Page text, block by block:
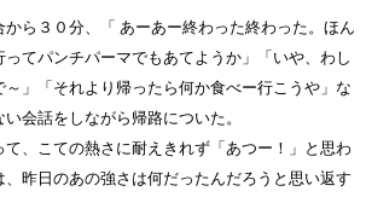
ら３０分、「 あーあー終わった終わった。ほん
てパンチパーマでもあてようか」「いや、わし
～」「それより帰ったら何か食べー行こうや」な
会話をしながら帰路についた。
、こての熱さに耐えきれず「あつー！」と思わ
昨日のあの強さは何だったんだろうと思い返す